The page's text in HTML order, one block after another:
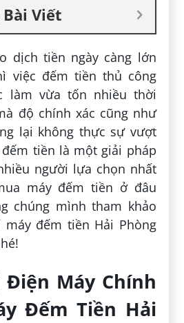
Viết
dịch tiền ngày càng lớn
việc đếm tiền thủ công
làm vừa tốn nhiều thời
độ chính xác cũng như
lại không thực sự vượt
tiền là một giải pháp
người lựa chọn nhất
máy đếm tiền ở đâu
chúng mình tham khảo
đếm tiền Hải Phòng
Điện Máy Chính
Đếm Tiền Hải